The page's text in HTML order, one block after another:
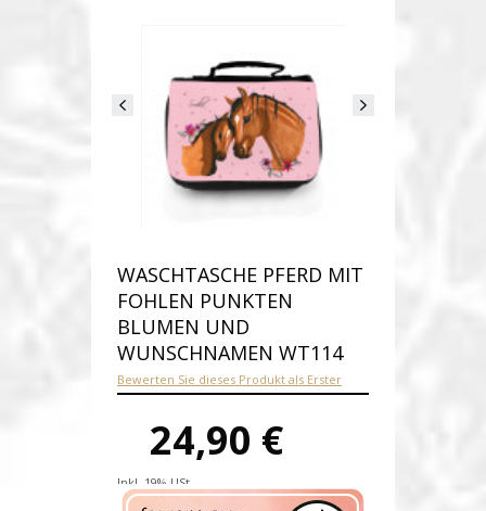
WASCHTASCHE PFERD MIT
FOHLEN PUNKTEN
BLUMEN UND
WUNSCHNAMEN WT114
Bewerten Sie dieses Produkt als Erster
24,90 €
Inkl. 19% USt.
Versandkosten